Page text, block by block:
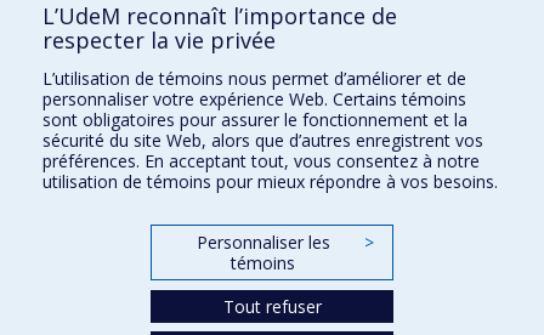
Directions
DPC
CPASS
Éthique clinique
L’UdeM reconnaît l’importance de
respecter la vie privée
L’utilisation de témoins nous permet d’améliorer et de
personnaliser votre expérience Web. Certains témoins
sont obligatoires pour assurer le fonctionnement et la
sécurité du site Web, alors que d’autres enregistrent vos
préférences. En acceptant tout, vous consentez à notre
utilisation de témoins pour mieux répondre à vos besoins.
Personnaliser les
témoins
>
Tout refuser